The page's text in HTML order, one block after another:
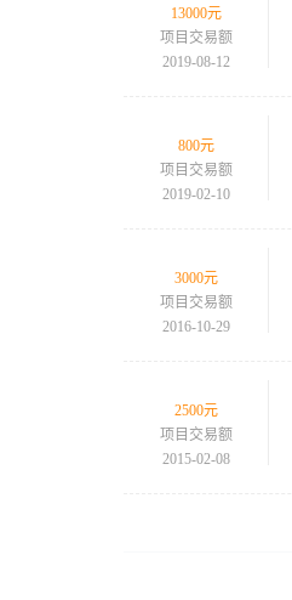
13000元
项目交易额
2019-08-12
800元
项目交易额
2019-02-10
3000元
项目交易额
2016-10-29
2500元
项目交易额
2015-02-08